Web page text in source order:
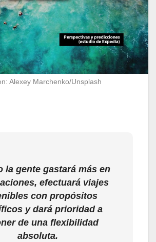
Alexey Marchenko/Unsplash
la gente gastará más en
efectuará viajes
con propósitos
y dará prioridad a
de una flexibilidad
absoluta.